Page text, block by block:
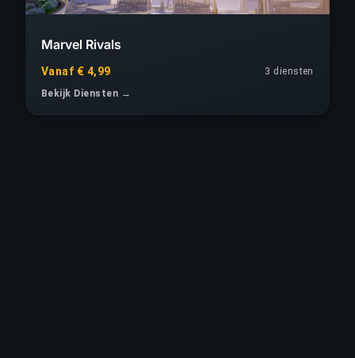
Marvel Rivals
Vanaf € 4,99
3 diensten
Bekijk Diensten →